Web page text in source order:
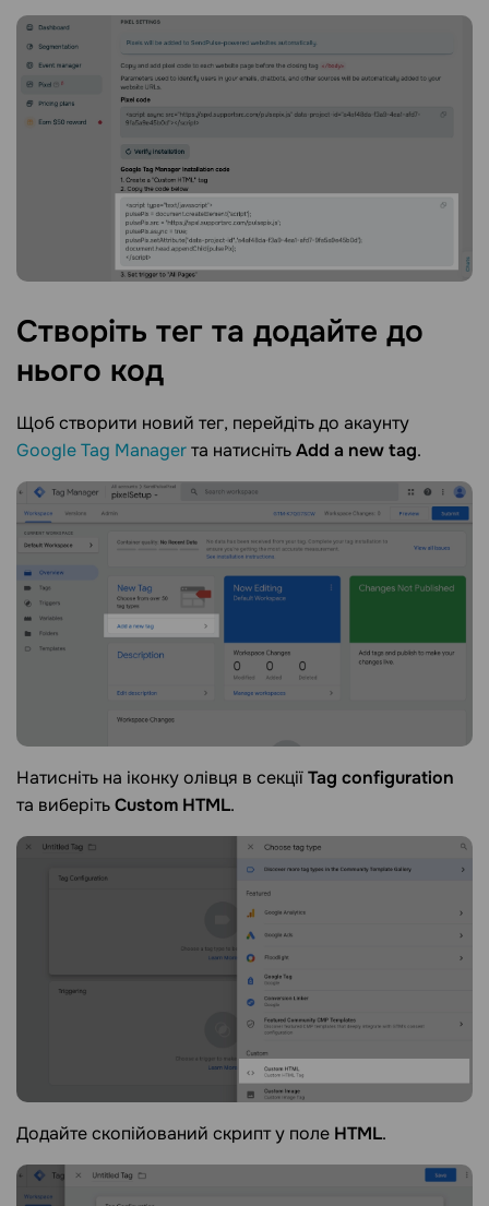
Створіть тег та додайте до
нього код
Щоб створити новий тег, перейдіть до акаунту
Google Tag Managerта натиснітьAdd a new tag.
Натисніть на іконку олівця в секціїTag configuration
та виберітьCustom HTML.
Додайте скопійований скрипт у поле HTML.